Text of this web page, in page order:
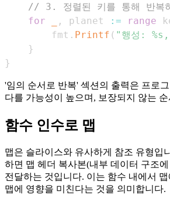
// 3. 정렬된 키를 통해 반복
for
, planet := range
        fmt
. Printf ( "행성:
}
}
'임의 순서로 반복' 섹션의 출력은 프로
다를 가능성이 높으며, 보장되지 않는
함수 인수로 맵
맵은 슬라이스와 유사하게 참조 유형입
하면 맵 헤더 복사본(내부 데이터 구조
전달하는 것입니다. 이는 함수 내에서
맵에 영향을 미친다는 것을 의미합니다.